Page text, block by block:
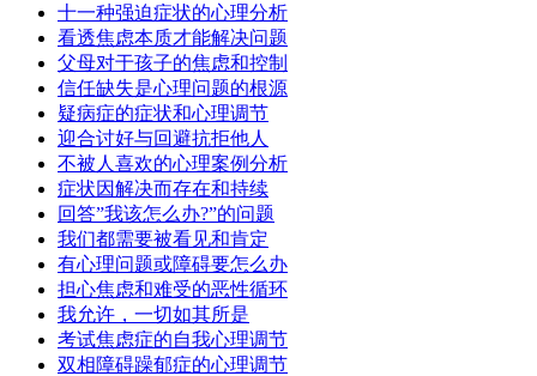
十一种强迫症状的心理分析
看透焦虑本质才能解决问题
父母对于孩子的焦虑和控制
信任缺失是心理问题的根源
疑病症的症状和心理调节
迎合讨好与回避抗拒他人
不被人喜欢的心理案例分析
症状因解决而存在和持续
回答”我该怎么办?”的问题
我们都需要被看见和肯定
有心理问题或障碍要怎么办
担心焦虑和难受的恶性循环
我允许，一切如其所是
考试焦虑症的自我心理调节
双相障碍躁郁症的心理调节